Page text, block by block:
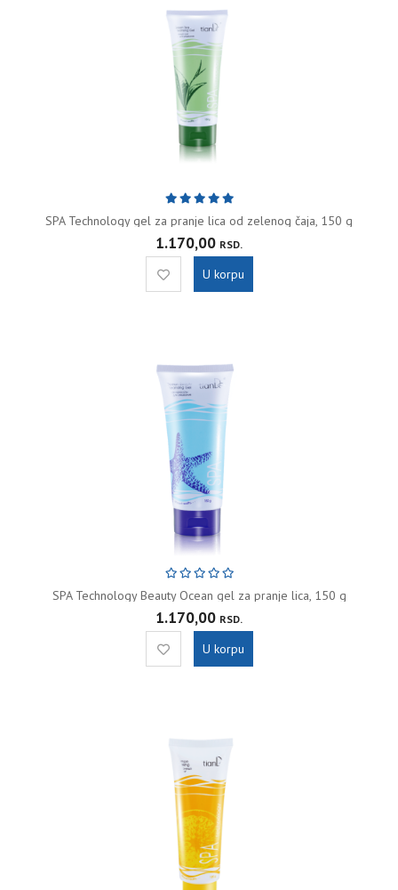
SPA Technology gel za pranje lica od zelenog čaja, 150 g
1.170,00 RSD.
U korpu
SPA Technology Beauty Ocean gel za pranje lica, 150 g
1.170,00 RSD.
U korpu